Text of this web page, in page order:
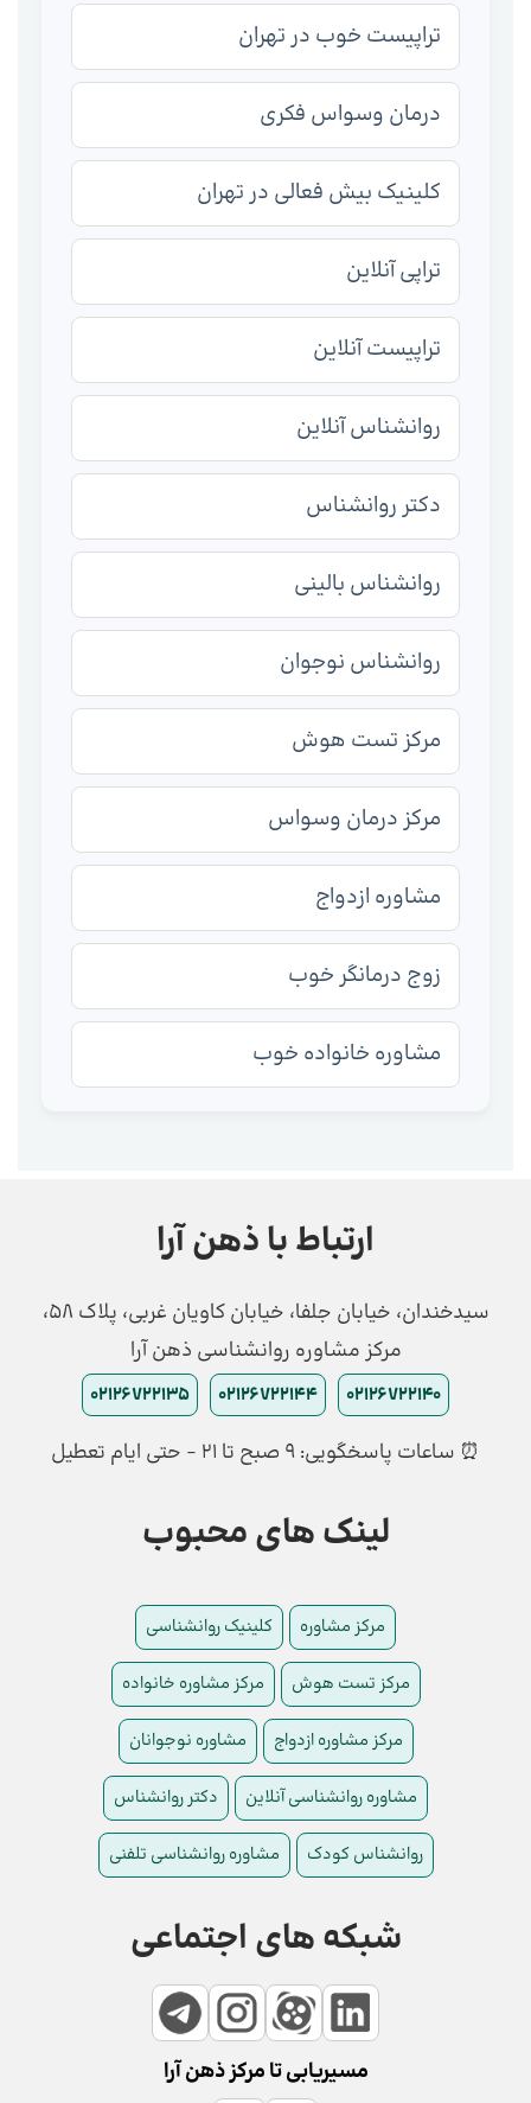
تراپیست خوب در تهران
درمان وسواس فکری
کلینیک بیش فعالی در تهران
تراپی آنلاین
تراپیست آنلاین
روانشناس آنلاین
دکتر روانشناس
روانشناس بالینی
روانشناس نوجوان
مرکز تست هوش
مرکز درمان وسواس
مشاوره ازدواج
زوج درمانگر خوب
مشاوره خانواده خوب
ارتباط با ذهن آرا
سیدخندان، خیابان جلفا، خیابان کاویان غربی، پلاک 58،
مرکز مشاوره روانشناسی ذهن آرا
02126722140
02126722144
02126722135
⏰ ساعات پاسخگویی: ۹ صبح تا ۲۱ - حتی ایام تعطیل
لینک های محبوب
مرکز مشاوره کلینیک روانشناسی
مرکز تست هوش مرکز مشاوره خانواده
مرکز مشاوره ازدواج مشاوره نوجوانان
مشاوره روانشناسی آنلاین دکتر روانشناس
روانشناس کودک مشاوره روانشناسی تلفنی
شبکه های اجتماعی
مسیریابی تا مرکز ذهن آرا